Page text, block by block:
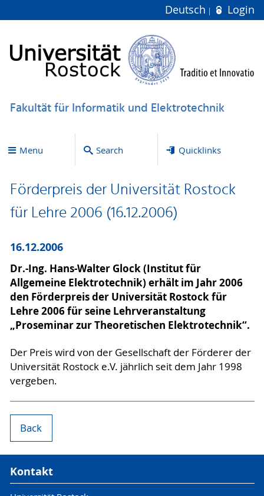
Deutsch Login
Fakultät für Informatik und Elektrotechnik
Menu Search Quicklinks
Förderpreis der Universität Rostock
für Lehre 2006 (16.12.2006)
16.12.2006
Dr.-Ing. Hans-Walter Glock (Institut für
Allgemeine Elektrotechnik) erhält im Jahr 2006
den Förderpreis der Universität Rostock für
Lehre 2006 für seine Lehrveranstaltung
„Proseminar zur Theoretischen Elektrotechnik“.
Der Preis wird von der Gesellschaft der Förderer der
Universität Rostock e.V. jährlich seit dem Jahr 1998
vergeben.
Back
Kontakt